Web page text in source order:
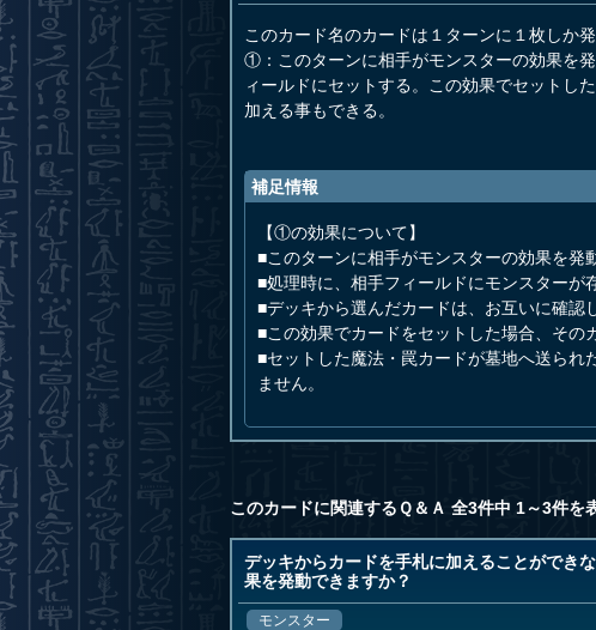
このカード名のカードは１ターンに１枚しか発
①：このターンに相手がモンスターの効果を
ィールドにセットする。この効果でセットし
加える事もできる。
補足情報
【①の効果について】
■このターンに相手がモンスターの効果を発
■処理時に、相手フィールドにモンスターが
■デッキから選んだカードは、お互いに確認
■この効果でカードをセットした場合、その
■セットした魔法・罠カードが墓地へ送られ
ません。
このカードに関連するＱ＆Ａ 全3件中 1～3件を
デッキからカードを手札に加えることができ
果を発動できますか？
モンスター